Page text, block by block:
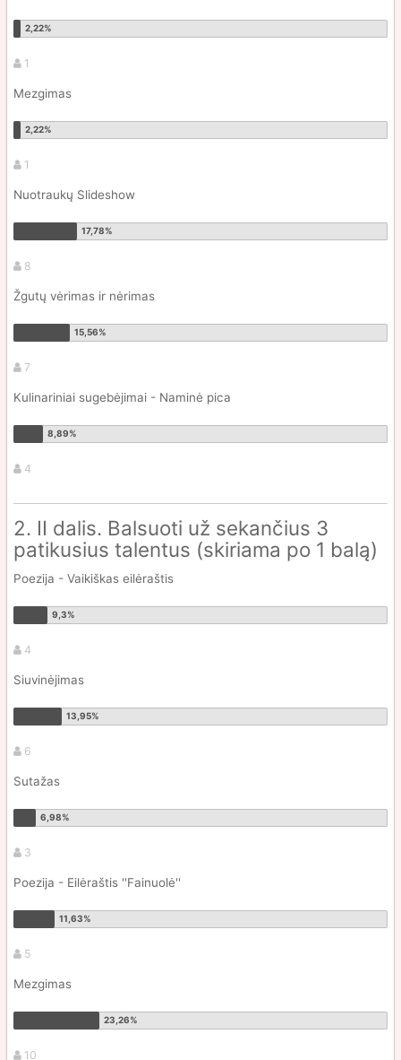
1
Mezgimas
1
Nuotraukų Slideshow
8
Žgutų vėrimas ir nėrimas
7
Kulinariniai sugebėjimai - Naminė pica
4
2. II dalis. Balsuoti už sekančius 3
patikusius talentus (skiriama po 1 balą)
Poezija - Vaikiškas eilėraštis
4
Siuvinėjimas
6
Sutažas
3
Poezija - Eilėraštis ''Fainuolė''
5
Mezgimas
10